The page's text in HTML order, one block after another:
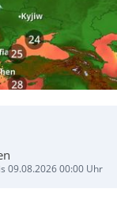
09.08.2026 00:00 Uhr